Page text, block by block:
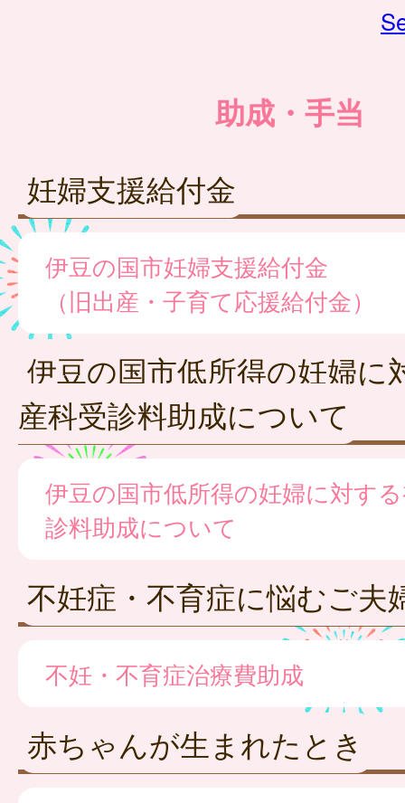
助成・手当
妊婦支援給付金
伊豆の国市妊婦支援給付金
（旧出産・子育て応援給付金）
伊豆の国市低所得の妊婦に
産科受診料助成について
伊豆の国市低所得の妊婦に対す
診料助成について
不妊症・不育症に悩むご夫
不妊・不育症治療費助成
赤ちゃんが生まれたとき